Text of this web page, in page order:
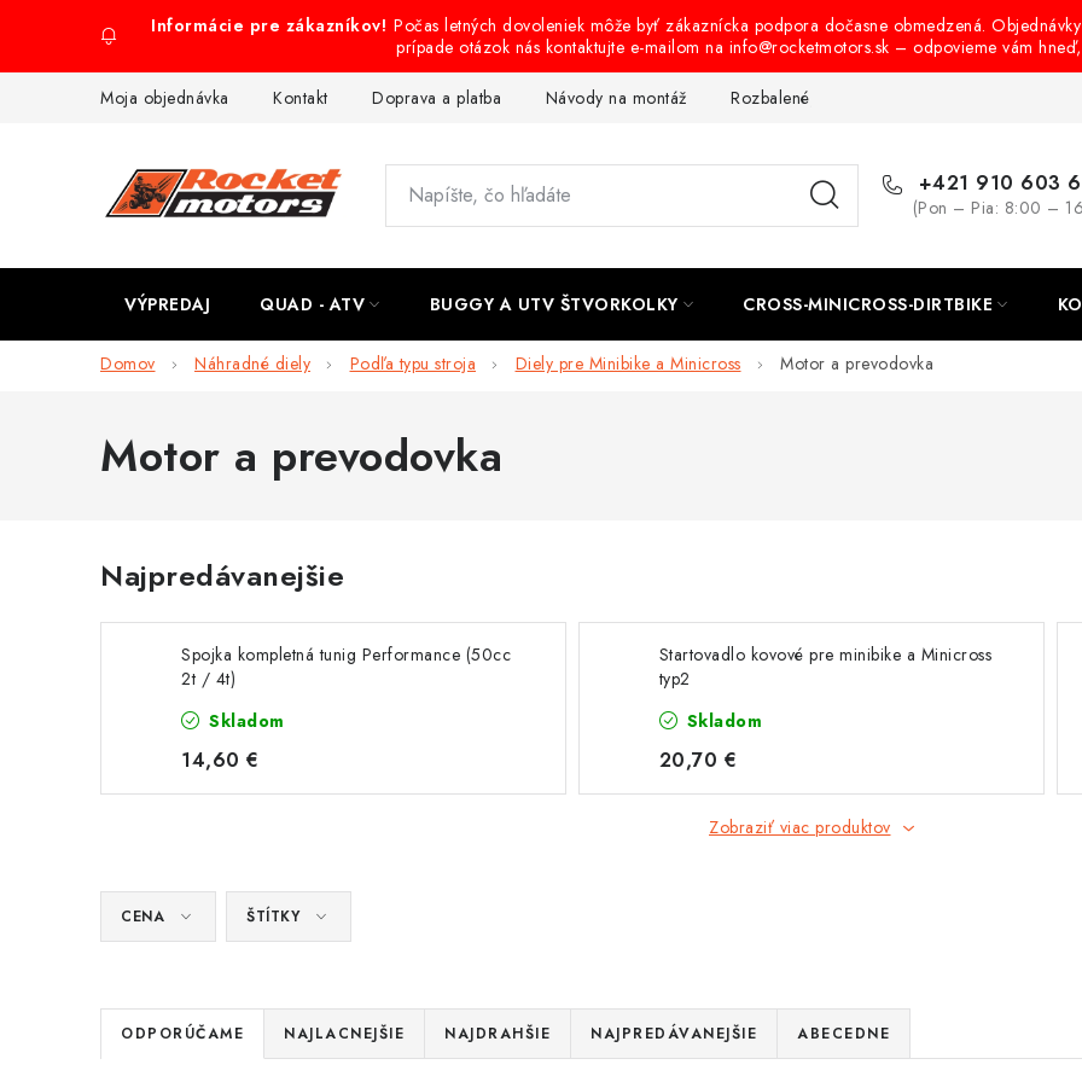
obsah
Počas letných dovoleniek môže byť zákaznícka podpora dočasne obmedzená.
prípade otázok nás kontaktujte e-mailom na info@rocketmotors.sk – odpovieme vám
Moja objednávka Kontakt Doprava a platba Návody na montáž Rozbalené, zánovné a použité produkty
+421 910 603
(Pon – Pia: 8:00 –
VÝPREDAJ QUAD - ATV BUGGY A UTV ŠTVORKOLKY CROSS-MINICROSS-DIRTBIKE
Domov Náhradné diely Podľa typu stroja Diely pre Minibike a Minicross Motor a prevodovka
Motor a prevodovka
Najpredávanejšie
Spojka kompletná tunig Performance (50cc
2t / 4t)
Skladom
14,60 €
Startovadlo kovové pre minibike a Minicross
typ2
Skladom
20,70 €
Zobraziť viac produktov
CENA ŠTÍTKY
RODPORÚČAME NAJLACNEJŠIE NAJDRAHŠIE NAJPREDÁVANEJŠIE ABECEDNE